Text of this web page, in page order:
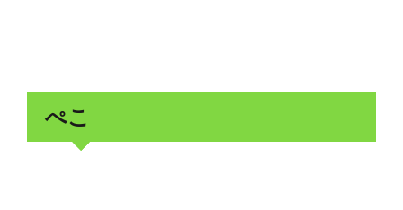
ぺこ